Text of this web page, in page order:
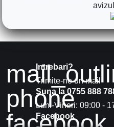
Intrebari?
Trimite-ne un mail
phone
Suna la 0755 888
Luni-Vineri: 09:00 -
Facebook